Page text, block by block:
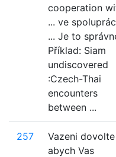
cooperation
... ve
... Je to
Příklad: Siam
undiscovered
:Czech-Thai
encounters
between ...
257
Vazeni dovolte
abych Vas